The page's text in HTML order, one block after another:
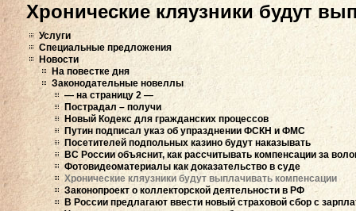
Хронические кляузники будут
Услуги
Специальные предложения
Новости
На повестке дня
Законодательные новеллы
— на страницу 2 —
Пострадал – получи
Новый Кодекс для гражданских процессов
Путин подписал указ об упразднении ФСКН и ФМС
Посетителей подпольных казино будут наказывать
ВС России объяснит, как рассчитывать компенсации за
Фотовидеоматериалы как доказательство в суде
Хронические кляузники будут выплачивать компенсации
Законопроект о коллекторской деятельности в РФ
В России предлагают ввести новый страховой сбор с